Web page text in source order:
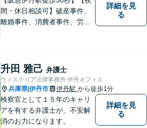
間・休日相談可】破産事件、
離婚事件、消費者事件、労働
してまいります。まずは一度
ご相談ください【完全個室】
【法テラス利用可】
詳細を見
る
升田 雅己 弁護士
ウィステリア法律事務所 伊丹オフィス
兵庫県|伊丹市 伊丹駅 から徒歩1分
検察官として１５年のキャリ
アを有する弁護士が、不安解
消のお力になります。
詳細を見
る